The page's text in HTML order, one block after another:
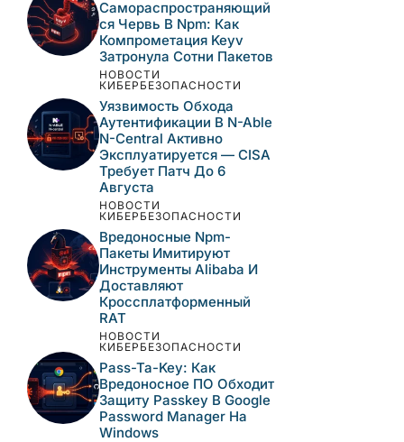
Самораспространяющий
Ся Червь В Npm: Как
Компрометация Keyv
Затронула Сотни Пакетов
НОВОСТИ
КИБЕРБЕЗОПАСНОСТИ
Уязвимость Обхода
Аутентификации В N-Able
N-Central Активно
Эксплуатируется — CISA
Требует Патч До 6
Августа
НОВОСТИ
КИБЕРБЕЗОПАСНОСТИ
Вредоносные Npm-
Пакеты Имитируют
Инструменты Alibaba И
Доставляют
Кроссплатформенный
RAT
НОВОСТИ
КИБЕРБЕЗОПАСНОСТИ
Pass-Ta-Key: Как
Вредоносное ПО Обходит
Защиту Passkey В Google
Password Manager На
Windows